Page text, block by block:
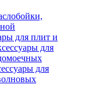
для плит и
для
для